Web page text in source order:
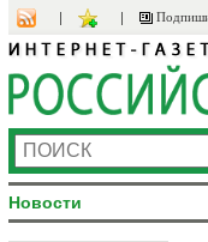
Новости